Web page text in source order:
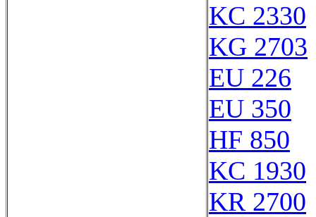
KC 2330
KG 2703
EU 226
EU 350
HF 850
KC 1930
KR 2700